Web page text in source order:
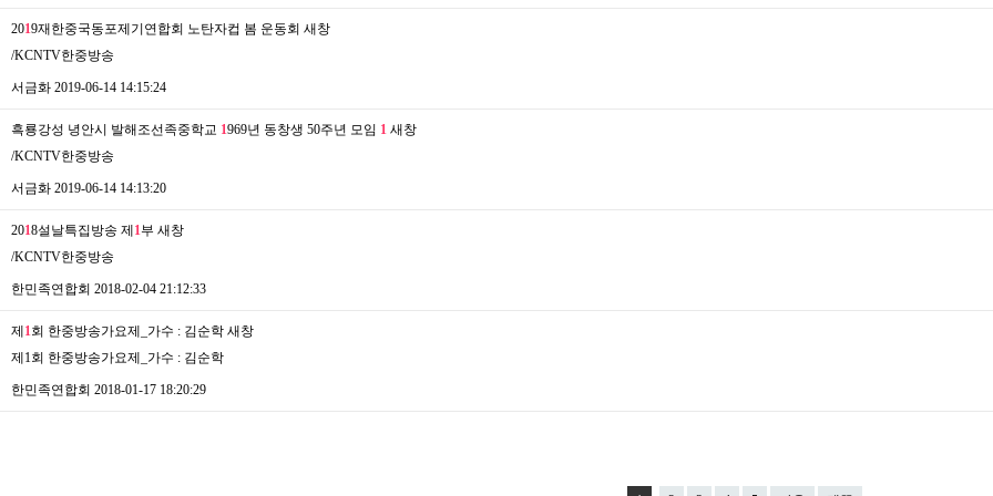
2019재한중국동포제기연합회 노탄자컵 봄 운동회 새창
/KCNTV한중방송
서금화 2019-06-14 14:15:24
흑룡강성 녕안시 발해조선족중학교 1969년 동창생 50주년 모임 1 새창
/KCNTV한중방송
서금화 2019-06-14 14:13:20
2018설날특집방송 제 1부 새창
/KCNTV한중방송
한민족연합회 2018-02-04 21:12:33
제 1회 한중방송가요제_가수 : 김순학 새창
제1회 한중방송가요제_가수 : 김순학
한민족연합회 2018-01-17 18:20:29